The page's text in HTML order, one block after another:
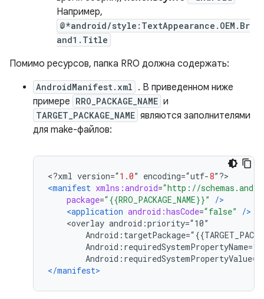
Например,
@*android/style:TextAppearance.OEM.Br
and1.Title
Помимо ресурсов, папка RRO должна содержать:
AndroidManifest.xml . В приведенном ниже
примере RRO_PACKAGE_NAME и
TARGET_PACKAGE_NAME являются заполнителями
для make-файлов:
<?xml version=“1.0” encoding=“utf-8”?>
<manifest xmlns:android=“http://
package=“{{RRO_PACKAGE_NAME}}”
/>
<application android:hasCode=“false”
/>
<overlay android:priority=“10”
Android:requiredSystemPropertyValue=“
</manifest>